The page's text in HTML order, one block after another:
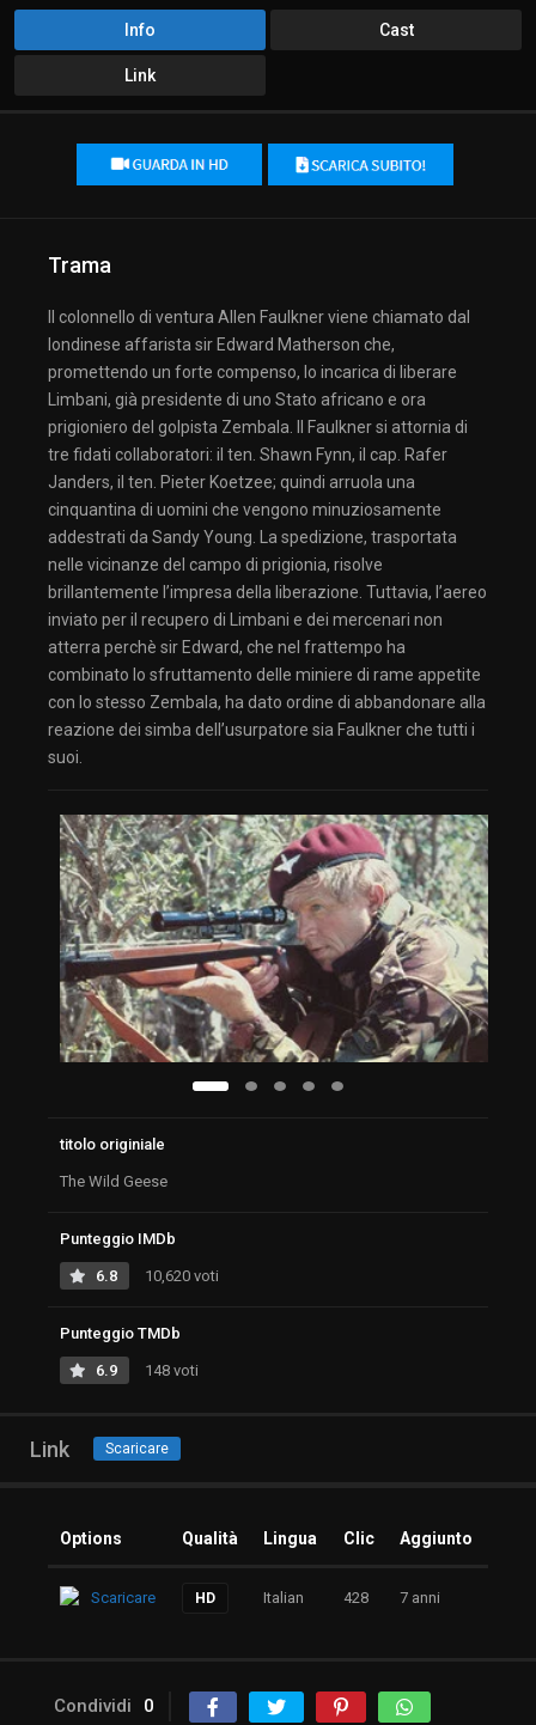
Info Cast
Link
Trama
Il colonnello di ventura Allen Faulkner viene chiamato dal
londinese affarista sir Edward Matherson che,
promettendo un forte compenso, lo incarica di liberare
Limbani, già presidente di uno Stato africano e ora
prigioniero del golpista Zembala. Il Faulkner si attornia di
tre fidati collaboratori: il ten. Shawn Fynn, il cap. Rafer
Janders, il ten. Pieter Koetzee; quindi arruola una
cinquantina di uomini che vengono minuziosamente
addestrati da Sandy Young. La spedizione, trasportata
nelle vicinanze del campo di prigionia, risolve
brillantemente l’impresa della liberazione. Tuttavia, l’aereo
inviato per il recupero di Limbani e dei mercenari non
atterra perchè sir Edward, che nel frattempo ha
combinato lo sfruttamento delle miniere di rame appetite
con lo stesso Zembala, ha dato ordine di abbandonare alla
reazione dei simba dell’usurpatore sia Faulkner che tutti i
suoi.
titolo originiale
The Wild Geese
Punteggio IMDb
6.8 10,620 voti
Punteggio TMDb
6.9 148 voti
Link Scaricare
Options Qualità Lingua Clic Aggiunto
Scaricare HD Italian 428 7 anni
Condividi 0